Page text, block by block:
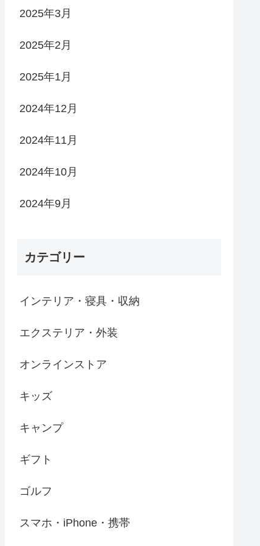
2025年3月
2025年2月
2025年1月
2024年12月
2024年11月
2024年10月
2024年9月
カテゴリー
インテリア・寝具・収納
エクステリア・外装
オンラインストア
キッズ
キャンプ
ギフト
ゴルフ
スマホ・iPhone・携帯